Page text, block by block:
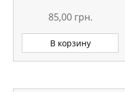
85,00 грн.
В корзину